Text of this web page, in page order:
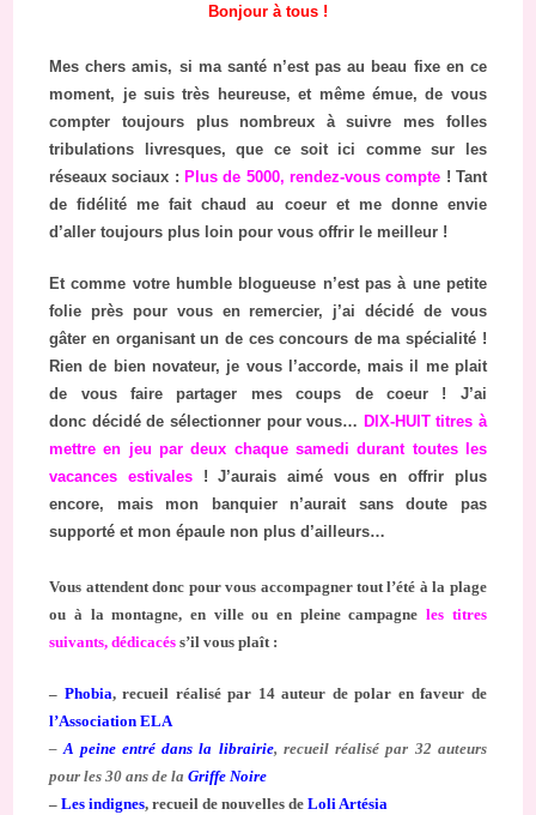
Bonjour à tous !
Mes chers amis, si ma santé n’est pas au beau fixe en ce
moment, je suis très heureuse, et même émue, de vous
compter toujours plus nombreux à suivre mes folles
tribulations livresques, que ce soit ici comme sur les
réseaux sociaux :Plus de 5000, rendez-vous compte ! Tant
de fidélité me fait chaud au coeur et me donne envie
d’aller toujours plus loin pour vous offrir le meilleur !
Et comme votre humble blogueuse n’est pas à une petite
folie près pour vous en remercier, j’ai décidé de vous
gâter en organisant un de ces concours de ma spécialité !
Rien de bien novateur, je vous l’accorde, mais il me plait
de vous faire partager mes coups de coeur ! J’ai
donc décidé de sélectionner pour vous… DIX-HUIT titres à
mettre en jeu par deux chaque samedi durant toutes les
vacances estivales! J’aurais aimé vous en offrir plus
encore, mais mon banquier n’aurait sans doute pas
supporté et mon épaule non plus d’ailleurs…
Vous attendent donc pour vous accompagner tout l’été à la plage
ou à la montagne, en ville ou en pleine campagneles titres
suivants, dédicacés s’il vous plaît :
– Phobia, recueil réalisé par 14 auteur de polar en faveur de
l’Association ELA
–A peine entré dans la librairie, recueil réalisé par 32 auteurs
pour les 30 ans de laGriffe Noire
–Les indignes, recueil de nouvelles deLoli Artésia